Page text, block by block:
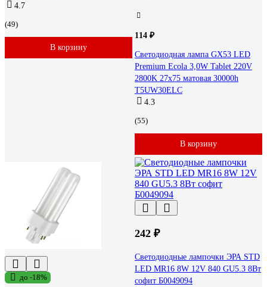
4.7
(49)
В корзину
114 ₽
Светодиодная лампа GX53 LED
Premium Ecola 3,0W Tablet 220V
2800K 27x75 матовая 30000h
T5UW30ELC
4.3
(55)
В корзину
до -18%
242 ₽
Светодиодные лампочки ЭРА STD
LED MR16 8W 12V 840 GU5.3 8Вт
софит Б0049094